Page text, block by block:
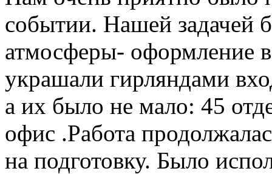
событии. Нашей задачей
атмосферы-
украшали гирляндами
а их было не мало: 45
офис .Работа
на подготовку. Было